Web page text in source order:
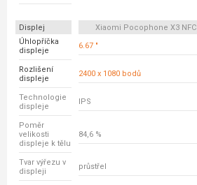
Displej Xiaomi Pocophone X3 NFC
Úhlopříčka
displeje
6.67 "
Rozlišení
displeje
2400 x 1080 bodů
Technologie
displeje
IPS
Poměr
velikosti
displeje k tělu
84,6 %
Tvar výřezu v
displeji
průstřel